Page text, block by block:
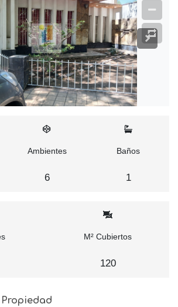
Ambientes
6
Baños
1
M² Cubiertos
120